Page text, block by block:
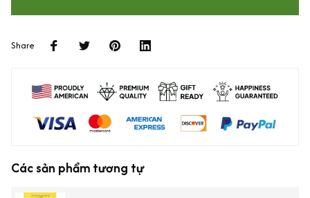
Share
Các sản phẩm tương tự